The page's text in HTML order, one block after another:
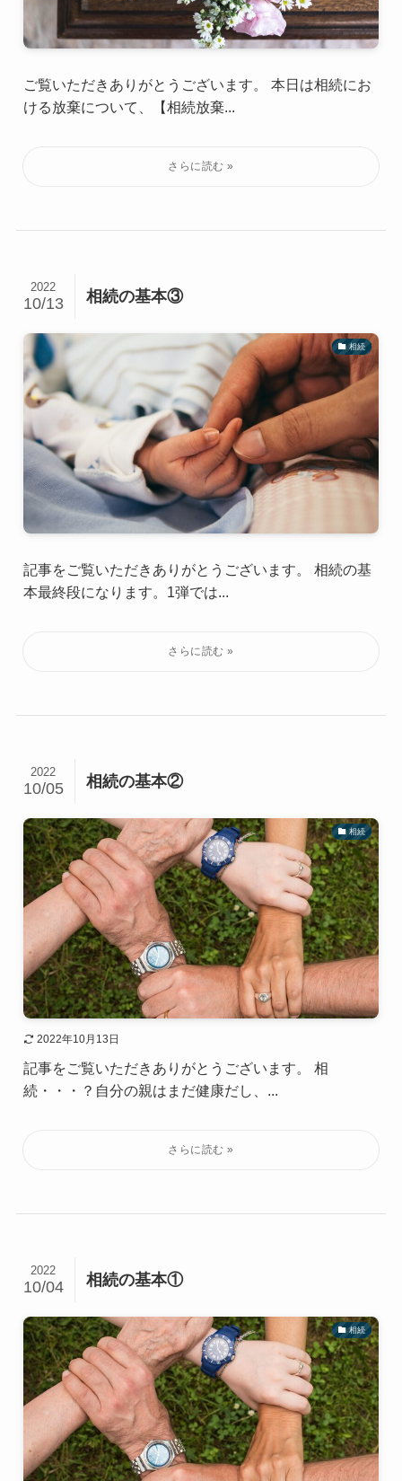
ご覧いただきありがとうございます。 本日は相続にお
ける放棄について、【相続放棄...
相続の基本③
2022
10/13
相続
記事をご覧いただきありがとうございます。 相続の基
本最終段になります。1弾では...
相続の基本②
2022
10/05
相続
2022年10月13日
記事をご覧いただきありがとうございます。 相
続・・・？自分の親はまだ健康だし、...
相続の基本①
2022
10/04
相続